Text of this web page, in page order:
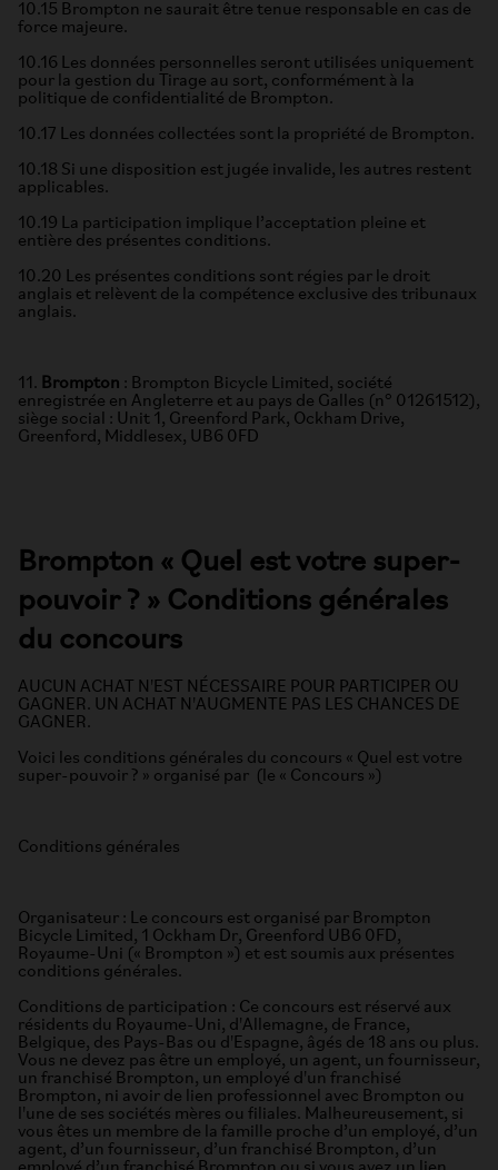
10.15 Brompton ne saurait être tenue responsable en cas de
force majeure.
10.16 Les données personnelles seront utilisées uniquement
pour la gestion du Tirage au sort, conformément à la
politique de confidentialité de Brompton.
10.17 Les données collectées sont la propriété de Brompton.
10.18 Si une disposition est jugée invalide, les autres restent
applicables.
10.19 La participation implique l’acceptation pleine et
entière des présentes conditions.
10.20 Les présentes conditions sont régies par le droit
anglais et relèvent de la compétence exclusive des tribunaux
anglais.
11. Brompton : Brompton Bicycle Limited, société
enregistrée en Angleterre et au pays de Galles (n° 01261512),
siège social : Unit 1, Greenford Park, Ockham Drive,
Greenford, Middlesex, UB6 0FD
Brompton « Quel est votre super-
pouvoir ? » Conditions générales
du concours
AUCUN ACHAT N'EST NÉCESSAIRE POUR PARTICIPER OU
GAGNER. UN ACHAT N'AUGMENTE PAS LES CHANCES DE
GAGNER.
Voici les conditions générales du concours « Quel est votre
super-pouvoir ? » organisé par (le « Concours »)
Conditions générales
Organisateur : Le concours est organisé par Brompton
Bicycle Limited, 1 Ockham Dr, Greenford UB6 0FD,
Royaume-Uni (« Brompton ») et est soumis aux présentes
conditions générales.
Conditions de participation : Ce concours est réservé aux
résidents du Royaume-Uni, d'Allemagne, de France,
Belgique, des Pays-Bas ou d'Espagne, âgés de 18 ans ou plus.
Vous ne devez pas être un employé, un agent, un fournisseur,
un franchisé Brompton, un employé d'un franchisé
Brompton, ni avoir de lien professionnel avec Brompton ou
l'une de ses sociétés mères ou filiales. Malheureusement, si
vous êtes un membre de la famille proche d’un employé, d’un
agent, d’un fournisseur, d’un franchisé Brompton, d’un